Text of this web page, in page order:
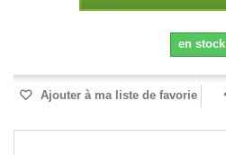
en stock
Ajouter à ma liste de favorie